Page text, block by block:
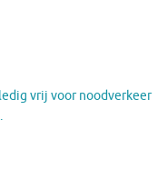
vrij voor noodverkeer